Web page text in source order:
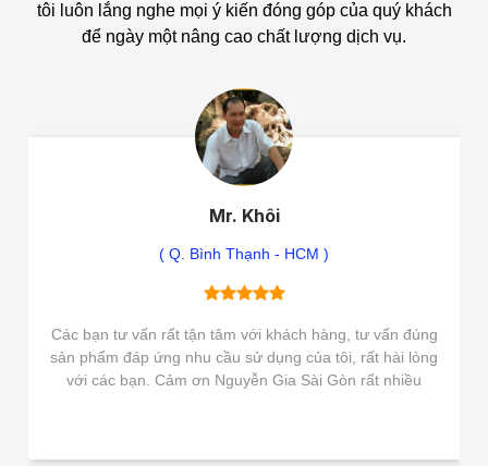
tôi luôn lắng nghe mọi ý kiến đóng góp của quý khách
để ngày một nâng cao chất lượng dịch vụ.
Mr. Khôi
( Q. Bình Thạnh - HCM )
Các bạn tư vấn rất tận tâm với khách hàng, tư vấn đúng
sản phẩm đáp ứng nhu cầu sử dụng của tôi, rất hài lòng
với các bạn. Cảm ơn Nguyễn Gia Sài Gòn rất nhiều